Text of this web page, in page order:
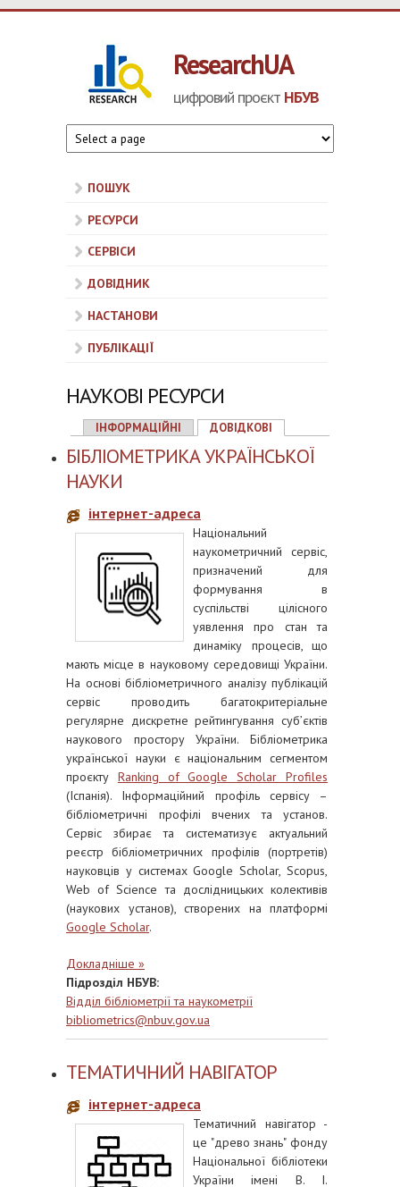
ResearchUA
цифровий проєкт НБУВ
ПОШУК
РЕСУРСИ
СЕРВІСИ
ДОВІДНИК
НАСТАНОВИ
ПУБЛІКАЦІЇ
НАУКОВІ РЕСУРСИ
ІНФОРМАЦІЙНІ ДОВІДКОВІ
БІБЛІОМЕТРИКА УКРАЇНСЬКОЇ
НАУКИ
інтернет-адреса
Національний
наукометричний сервіс,
призначений для
формування в
суспільстві цілісного
уявлення про стан та
динаміку процесів, що
мають місце в науковому середовищі України.
На основі бібліометричного аналізу публікацій
сервіс проводить багатокритеріальне
регулярне дискретне рейтингування суб’єктів
наукового простору України. Бібліометрика
української науки є національним сегментом
проєкту Ranking of Google Scholar Profiles
(Іспанія). Інформаційний профіль сервісу –
бібліометричні профілі вчених та установ.
Сервіс збирає та систематизує актуальний
реєстр бібліометричних профілів (портретів)
науковців у системах Google Scholar, Scopus,
Web of Science та дослідницьких колективів
(наукових установ), створених на платформі
Google Scholar.
Докладніше »
Підрозділ НБУВ:
Відділ бібліометрії та наукометрії
bibliometrics@nbuv.gov.ua
ТЕМАТИЧНИЙ НАВІГАТОР
інтернет-адреса
Тематичний навігатор -
це "древо знань" фонду
Національної бібліотеки
України імені В. І.